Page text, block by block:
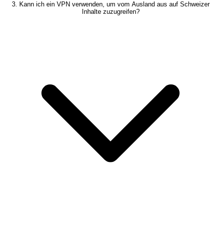
3. Kann ich ein VPN verwenden, um vom Ausland aus auf Schweizer
Inhalte zuzugreifen?